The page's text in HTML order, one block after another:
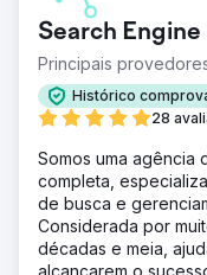
Search Engine
Principais
Histórico
28
Somos uma agência
completa,
de busca e
Considerada por
décadas e meia,
alcançarem o